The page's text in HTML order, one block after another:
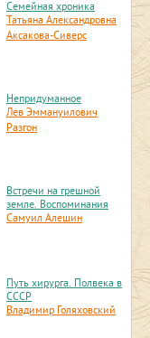
Семейная хроника
Татьяна Александровна
Аксакова-Сиверс
Непридуманное
Лев Эммануилович
Разгон
Встречи на грешной
земле. Воспоминания
Самуил Алешин
Путь хирурга. Полвека в
СССР
Владимир Голяховский